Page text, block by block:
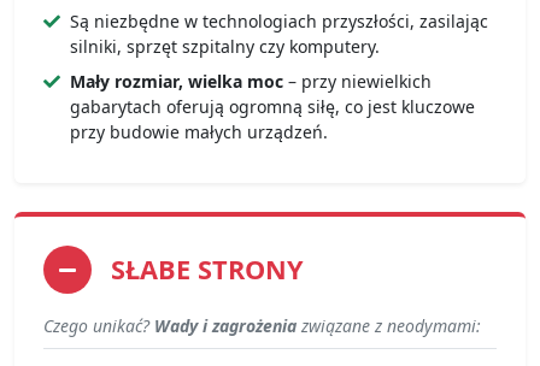
Są niezbędne w technologiach przyszłości, zasilając
silniki, sprzęt szpitalny czy komputery.
Mały rozmiar, wielka moc – przy niewielkich
gabarytach oferują ogromną siłę, co jest kluczowe
przy budowie małych urządzeń.
SŁABE STRONY
Czego unikać? Wady i zagrożenia związane z neodymami: